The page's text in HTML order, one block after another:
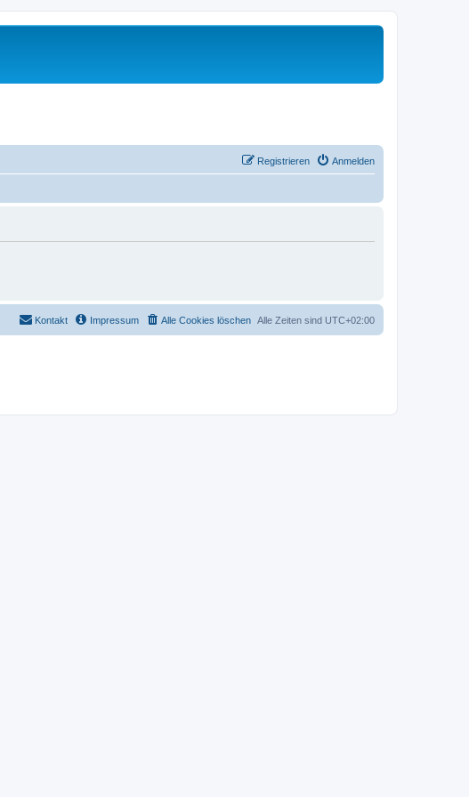
Anmelden
Registrieren
Alle Zeiten sind UTC+02:00
Alle Cookies löschen
Impressum
Kontakt